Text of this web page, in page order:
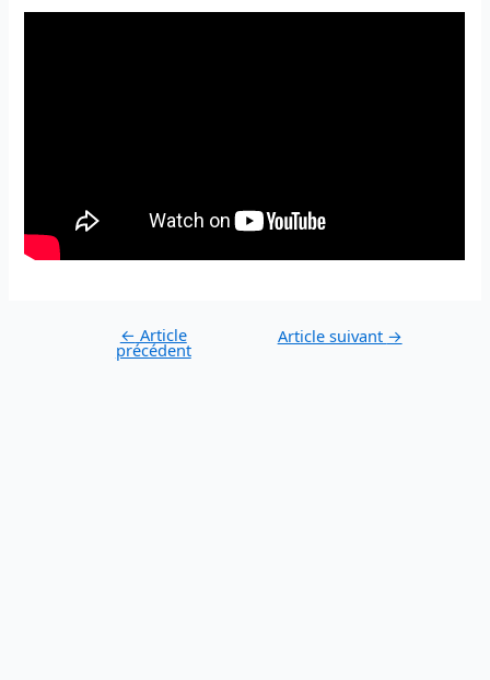
Navigation
← Article
précédent
Article suivant →